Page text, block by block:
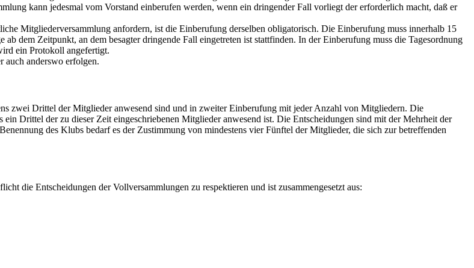
kann jedesmal vom Vorstand einberufen werden, wenn ein dringender Fall vorliegt der erforderlich macht, daß er
Mitgliederversammlung anfordern, ist die Einberufung derselben obligatorisch. Die Einberufung muss innerhalb 15
dem Zeitpunkt, an dem besagter dringende Fall eingetreten ist stattfinden. In der Einberufung muss die Tagesordnung
ein Protokoll angefertigt.
anderswo erfolgen.
zwei Drittel der Mitglieder anwesend sind und in zweiter Einberufung mit jeder Anzahl von Mitgliedern. Die
Drittel der zu dieser Zeit eingeschriebenen Mitglieder anwesend ist. Die Entscheidungen sind mit der Mehrheit der
des Klubs bedarf es der Zustimmung von mindestens vier Fünftel der Mitglieder, die sich zur betreffenden
die Entscheidungen der Vollversammlungen zu respektieren und ist zusammengesetzt aus: